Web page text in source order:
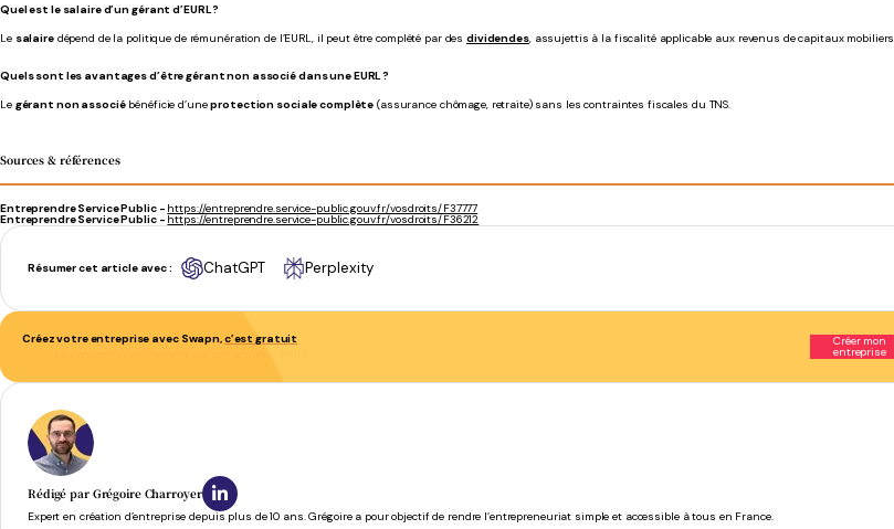
Quel est le salaire d’un gérant d’EURL ?
Le salairedépend de la politique de rémunération de l’EURL, il peut être complété par desdividendes, assujettis à la fiscalité applicable aux revenus de capitaux mobiliers.
Quels sont les avantages d’être gérant non associé dans une EURL ?
Le gérant non associébénéficie d’uneprotection sociale complète (assurance chômage, retraite) sans les contraintes fiscales du TNS.
Sources & références
Entreprendre Service Public - https://entreprendre.service-public.gouv.fr/vosdroits/F37777
Entreprendre Service Public -https://entreprendre.service-public.gouv.fr/vosdroits/F36212
Résumer cet article avec : ChatGPT Perplexity
Créez votre entreprise avec Swapn,c’est gratuit
Créer mon
entreprise
Rédigé par Grégoire Charroyer
Expert en création d’entreprise depuis plus de 10 ans. Grégoire a pour objectif de rendre l’entrepreneuriat simple et accessible à tous en France.